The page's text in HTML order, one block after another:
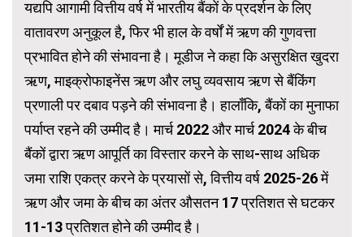
यद्यपि आगामी वित्तीय वर्ष में भारतीय बैंकों के प्रदर्शन के लिए
वातावरण अनुकूल है, फिर भी हाल के वर्षों में ऋण की गुणवत्ता
प्रभावित होने की संभावना है। मूडीज ने कहा कि असुरक्षित खुदरा
ऋण, माइक्रोफाइनेंस ऋण और लघु व्यवसाय ऋण से बैंकिंग
प्रणाली पर दबाव पड़ने की संभावना है। हालाँकि, बैंकों का मुनाफा
पर्याप्त रहने की उम्मीद है। मार्च 2022 और मार्च 2024 के बीच
बैंकों द्वारा ऋण आपूर्ति का विस्तार करने के साथ-साथ अधिक
जमा राशि एकत्र करने के प्रयासों से, वित्तीय वर्ष 2025-26 में
ऋण और जमा के बीच का अंतर औसतन 17 प्रतिशत से घटकर
11-13 प्रतिशत होने की उम्मीद है।